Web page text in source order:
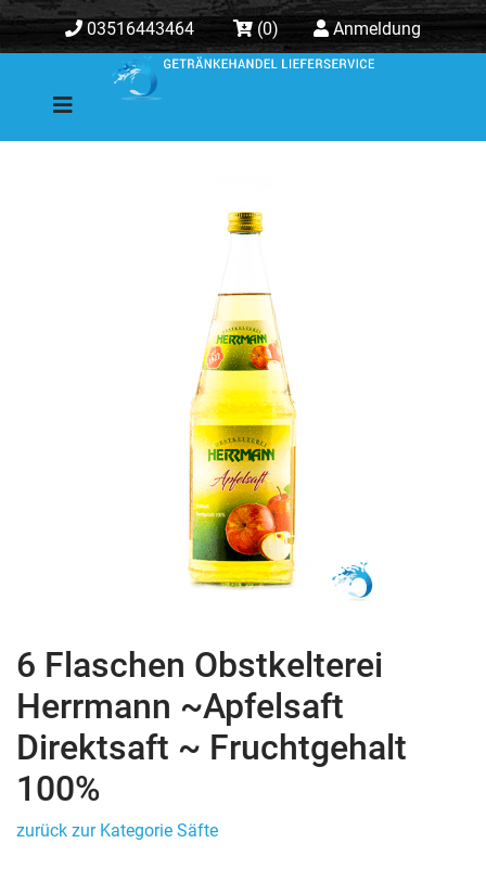
03516443464 (0) Anmeldung
6 Flaschen Obstkelterei
Herrmann ~Apfelsaft
Direktsaft ~ Fruchtgehalt
100%
zurück zur Kategorie Säfte